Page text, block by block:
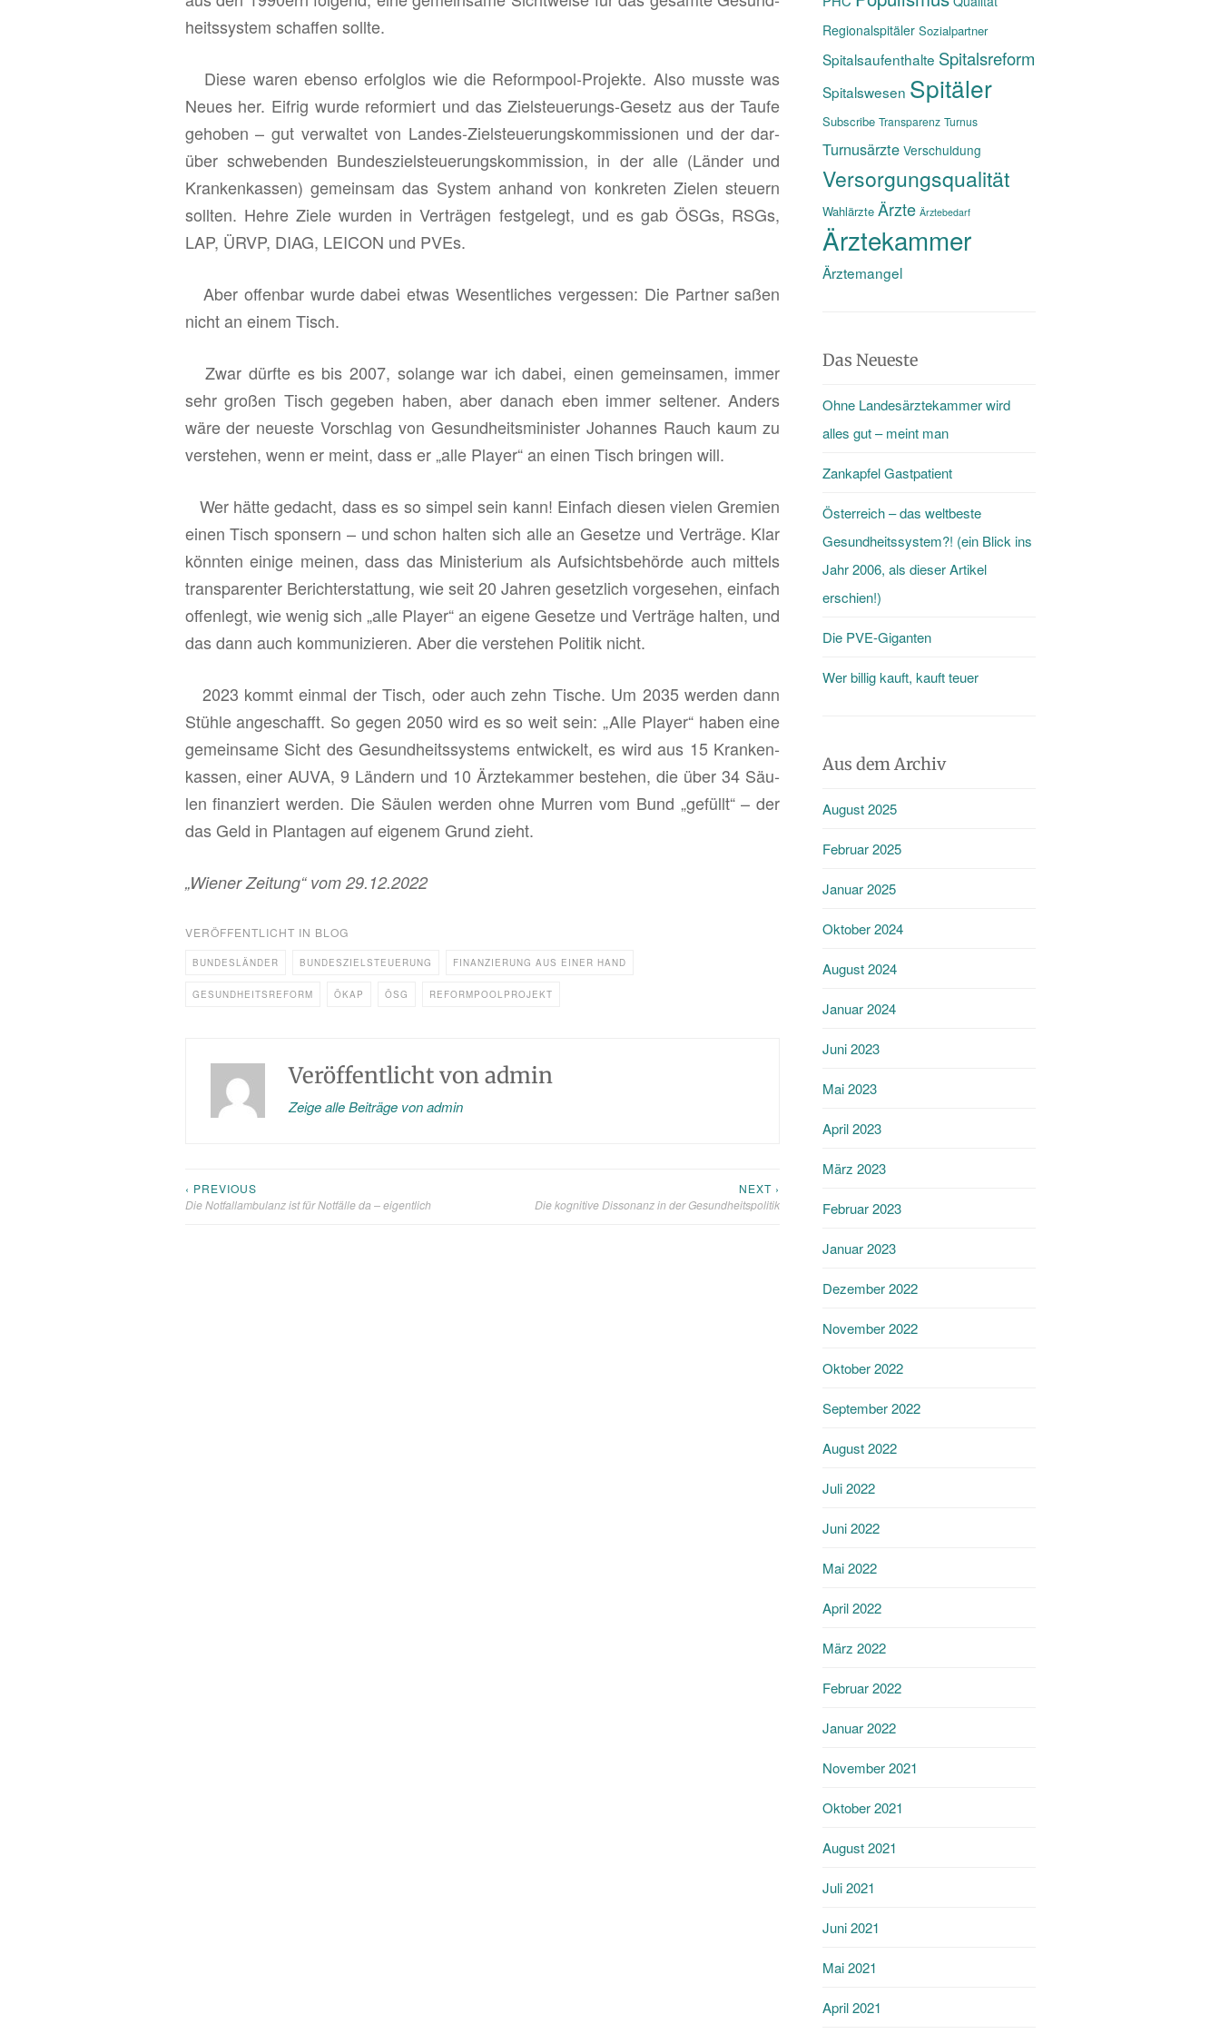
heits­sys­tem schaf­fen soll­te.
Diese waren eben­so er­folg­los wie die Re­form­pool-Pro­jek­te. Also muss­te was
Neues her. Eif­rig wurde re­for­miert und das Ziel­steue­rungs-Ge­setz aus der Taufe
ge­ho­ben – gut ver­wal­tet von Lan­des-Ziel­steue­rungs­kom­mis­sio­nen und der dar­
über schwe­ben­den Bun­des­ziel­steue­rungs­kom­mis­si­on, in der alle (Län­der und
Kran­ken­kas­sen) ge­mein­sam das Sys­tem an­hand von kon­kre­ten Zie­len steu­ern
soll­ten. Hehre Ziele wur­den in Ver­trä­gen fest­ge­legt, und es gab ÖSGs, RSGs,
LAP, ÜRVP, DIAG, LEI­CON und PVEs.
Aber of­fen­bar wurde dabei etwas We­sent­li­ches ver­ges­sen: Die Part­ner saßen
nicht an einem Tisch.
Zwar dürf­te es bis 2007, so­lan­ge war ich dabei, einen ge­mein­sa­men, immer
sehr gro­ßen Tisch ge­ge­ben haben, aber da­nach eben immer sel­te­ner. An­ders
wäre der neu­es­te Vor­schlag von Ge­sund­heits­mi­nis­ter Jo­han­nes Rauch kaum zu
ver­ste­hen, wenn er meint, dass er „alle Play­er“ an einen Tisch brin­gen will.
Wer hätte ge­dacht, dass es so sim­pel sein kann! Ein­fach die­sen vie­len Gre­mi­en
einen Tisch spon­sern – und schon hal­ten sich alle an Ge­set­ze und Ver­trä­ge. Klar
könn­ten ei­ni­ge mei­nen, dass das Mi­nis­te­ri­um als Auf­sichts­be­hör­de auch mit­tels
trans­pa­ren­ter Be­richt­er­stat­tung, wie seit 20 Jah­ren ge­setz­lich vor­ge­se­hen, ein­fach
of­fen­legt, wie wenig sich „alle Play­er“ an ei­ge­ne Ge­set­ze und Ver­trä­ge hal­ten, und
das dann auch kom­mu­ni­zie­ren. Aber die ver­ste­hen Po­li­tik nicht.
2023 kommt ein­mal der Tisch, oder auch zehn Ti­sche. Um 2035 wer­den dann
Stüh­le an­ge­schafft. So gegen 2050 wird es so weit sein: „Alle Play­er“ haben eine
ge­mein­sa­me Sicht des Ge­sund­heits­sys­tems ent­wi­ckelt, es wird aus 15 Kran­ken­
kas­sen, einer AUVA, 9 Län­dern und 10 Ärz­te­kam­mer be­ste­hen, die über 34 Säu­
len fi­nan­ziert wer­den. Die Säu­len wer­den ohne Mur­ren vom Bund „ge­füllt“ – der
das Geld in Plan­ta­gen auf ei­ge­nem Grund zieht.
„Wie­ner Zei­tung“ vom 29.12.2022
VERÖFFENTLICHT IN BLOG
BUNDESLÄNDER BUNDESZIELSTEUERUNG FINANZIERUNG AUS EINER HAND
GESUNDHEITSREFORM ÖKAP ÖSG REFORMPOOLPROJEKT
Veröffentlicht vonadmin
Zeige alle Beiträge von admin
Beitragsnavigation
‹ PREVIOUS
Die Notfallambulanz ist für Notfälle da – eigentlich
NEXT ›
Die kognitive Dissonanz in der Gesundheitspolitik
Regionalspitäler Sozialpartner
Spitalsaufenthalte Spitalsreform
Spitalswesen Spitäler
Subscribe Transparenz Turnus
Turnusärzte Verschuldung
Versorgungsqualität
Wahlärzte Ärzte Ärztebedarf
Ärztekammer
Ärztemangel
Das Neueste
Ohne Landesärztekammer wird
alles gut – meint man
Zankapfel Gastpatient
Österreich – das weltbeste
Gesundheitssystem?! (ein Blick ins
Jahr 2006, als dieser Artikel
erschien!)
Die PVE-Giganten
Wer billig kauft, kauft teuer
Aus dem Archiv
August 2025
Februar 2025
Januar 2025
Oktober 2024
August 2024
Januar 2024
Juni 2023
Mai 2023
April 2023
März 2023
Februar 2023
Januar 2023
Dezember 2022
November 2022
Oktober 2022
September 2022
August 2022
Juli 2022
Juni 2022
Mai 2022
April 2022
März 2022
Februar 2022
Januar 2022
November 2021
Oktober 2021
August 2021
Juli 2021
Juni 2021
Mai 2021
April 2021